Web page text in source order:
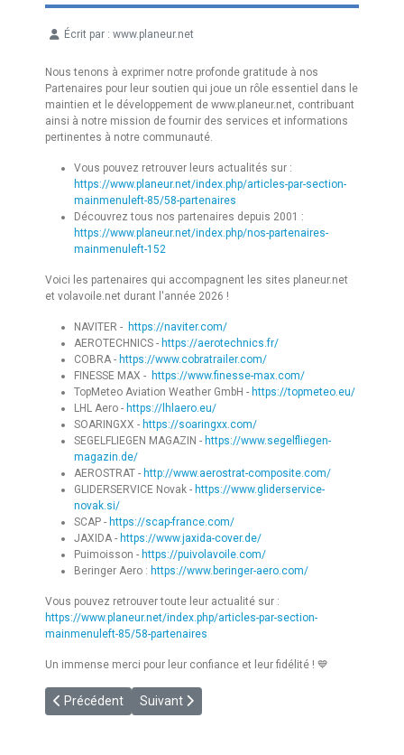
Écrit par : www.planeur.net
Nous tenons à exprimer notre profonde gratitude à nos
Partenaires pour leur soutien qui joue un rôle essentiel dans le
maintien et le développement de www.planeur.net, contribuant
ainsi à notre mission de fournir des services et informations
pertinentes à notre communauté.
Vous pouvez retrouver leurs actualités sur :
https://www.planeur.net/index.php/articles-par-section-
mainmenuleft-85/58-partenaires
Découvrez tous nos partenaires depuis 2001 :
https://www.planeur.net/index.php/nos-partenaires-
mainmenuleft-152
Voici les partenaires qui accompagnent les sites planeur.net
et volavoile.net durant l'année 2026 !
NAVITER - https://naviter.com/
AEROTECHNICS - https://aerotechnics.fr/
COBRA - https://www.cobratrailer.com/
FINESSE MAX - https://www.finesse-max.com/
TopMeteo Aviation Weather GmbH - https://topmeteo.eu/
LHL Aero - https://lhlaero.eu/
SOARINGXX - https://soaringxx.com/
SEGELFLIEGEN MAGAZIN - https://www.segelfliegen-
magazin.de/
AEROSTRAT - http://www.aerostrat-composite.com/
GLIDERSERVICE Novak - https://www.gliderservice-
novak.si/
SCAP - https://scap-france.com/
JAXIDA - https://www.jaxida-cover.de/
Puimoisson - https://puivolavoile.com/
Beringer Aero : https://www.beringer-aero.com/
Vous pouvez retrouver toute leur actualité sur :
https://www.planeur.net/index.php/articles-par-section-
mainmenuleft-85/58-partenaires
Un immense merci pour leur confiance et leur fidélité ! 💙
Article précédent : [PARTENAIRE] Soaringxx - T-shirt “ICE COLD
Précédent Article suivant : [PARTENAIRE] TopMeteo :
Suivant